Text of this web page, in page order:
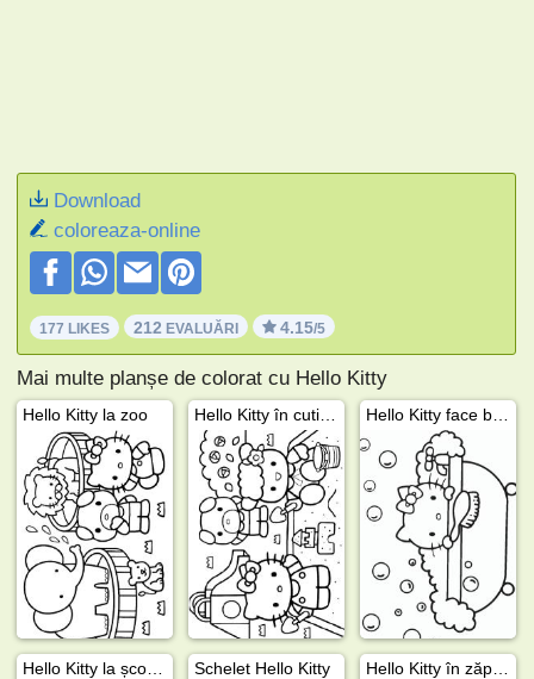
Download
coloreaza-online
177 LIKES 212 EVALUĂRI 4.15/5
Mai multe planșe de colorat cu Hello Kitty
Hello Kitty la zoo
Schelet Hello Kitty